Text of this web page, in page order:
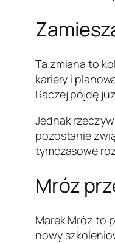
Ta zmiana to
kariery i
Raczej pójdę
Jednak
pozostanie
tymczasowe
Mróz
Marek Mróz to
nowy